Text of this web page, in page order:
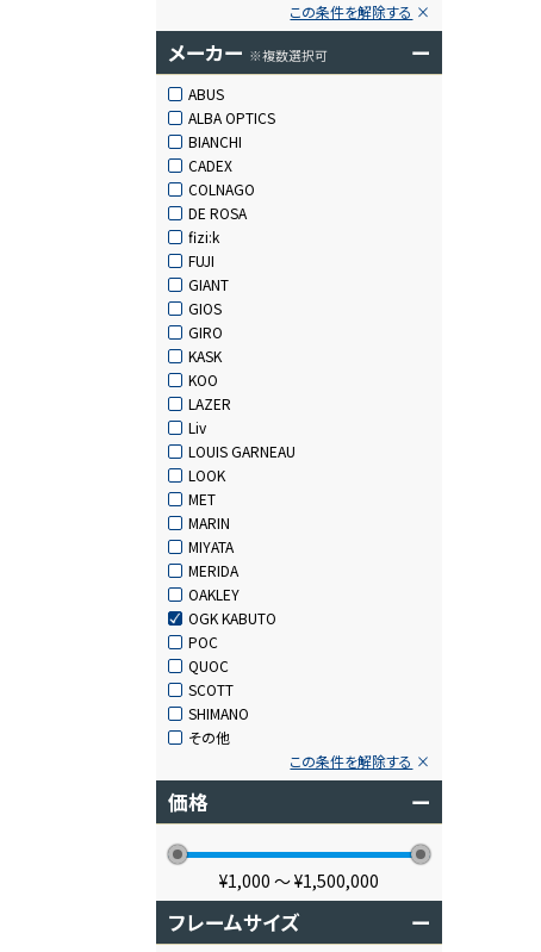
この条件を解除する
メーカー ※複数選択可 ー
ABUS
ALBA OPTICS
BIANCHI
CADEX
COLNAGO
DE ROSA
fizi:k
FUJI
GIANT
GIOS
GIRO
KASK
KOO
LAZER
Liv
LOUIS GARNEAU
LOOK
MET
MARIN
MIYATA
MERIDA
OAKLEY
OGK KABUTO
POC
QUOC
SCOTT
SHIMANO
その他
この条件を解除する
価格 ー
¥1,000 〜¥1,500,000
フレームサイズ ー